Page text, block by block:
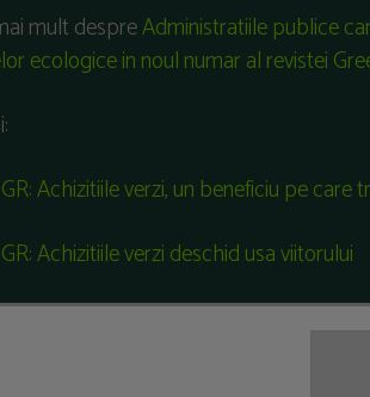
mult despreAdministratiile publice
ecologice in noul numar al revistei
Achizitiile verzi, un beneficiu pe care
Achizitiile verzi deschid usa viitorului